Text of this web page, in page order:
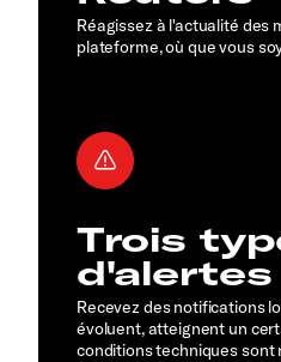
Réagissez à l'actualité des
plateforme, où que vous
Trois
d'alertes
Recevez des notifications
évoluent, atteignent un
conditions techniques sont